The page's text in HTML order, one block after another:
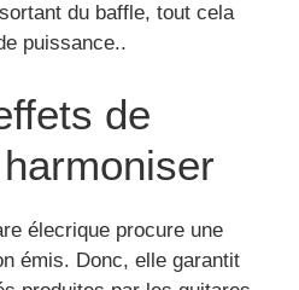
du baffle, tout cela
puissance..
de
élecrique procure une
émis. Donc, elle garantit